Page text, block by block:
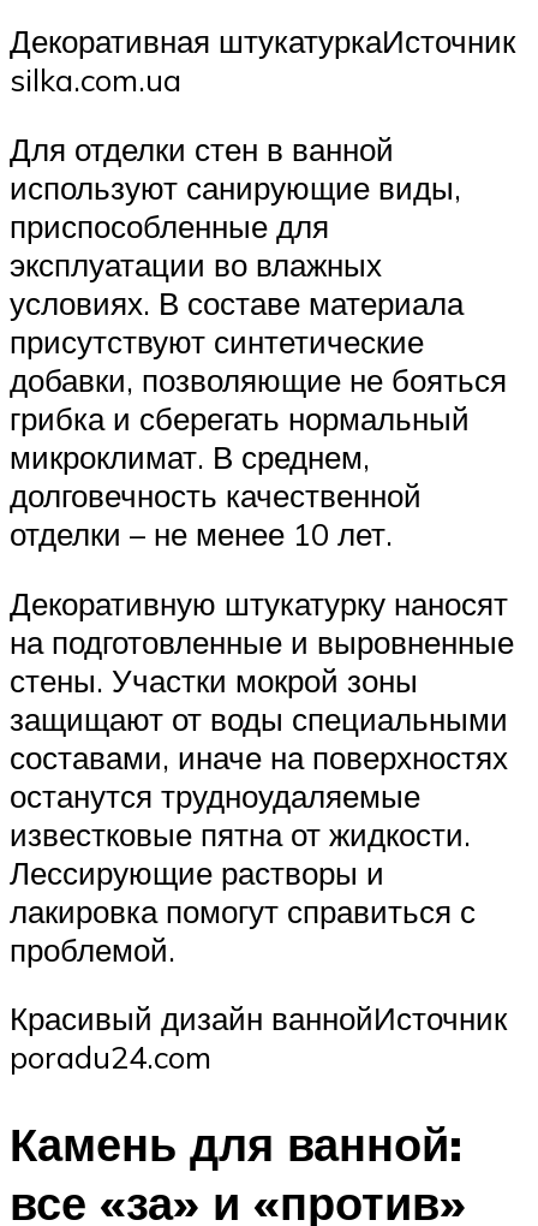
Декоративная штукатуркаИсточник
silka.com.ua
Для отделки стен в ванной
используют санирующие виды,
приспособленные для
эксплуатации во влажных
условиях. В составе материала
присутствуют синтетические
добавки, позволяющие не бояться
грибка и сберегать нормальный
микроклимат. В среднем,
долговечность качественной
отделки – не менее 10 лет.
Декоративную штукатурку наносят
на подготовленные и выровненные
стены. Участки мокрой зоны
защищают от воды специальными
составами, иначе на поверхностях
останутся трудноудаляемые
известковые пятна от жидкости.
Лессирующие растворы и
лакировка помогут справиться с
проблемой.
Красивый дизайн ваннойИсточник
poradu24.com
Камень для ванной:
все «за» и «против»